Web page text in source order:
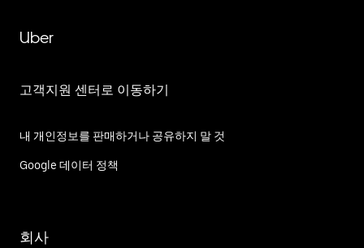
Uber
고객지원 센터로 이동하기
내 개인정보를 판매하거나 공유하지 말 것
Google 데이터 정책
회사